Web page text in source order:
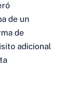
de un
de
adicional